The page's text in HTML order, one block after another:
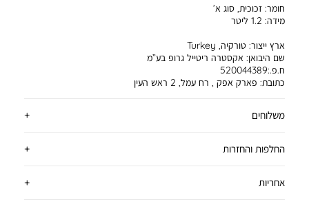
משלוחים
החלפות והחזרות
אחריות
חומר: זכוכית, סוג א’
מידה: 1.2 ליטר
ארץ ייצור: טורקיה, Turkey
שם היבואן: אקסטרה ריטייל גרופ בע”מ
ח.פ.:520044389
כתובת: פארק אפק , רח עמל, 2 ראש העין